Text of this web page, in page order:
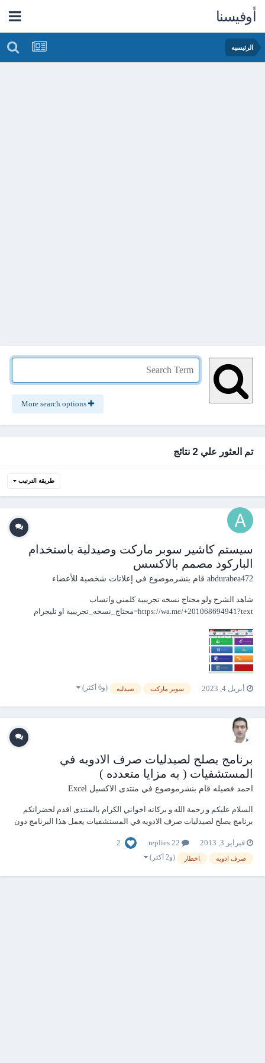
أوفيسنا
الرئيسيه
تم العثور علي 2 نتائج
طريقة الترتيب
سيستم كاشير سوبر ماركت وصيدلية باستخدام
الباركود مصمم بالاكسس
abdurabea472 قام بنشرموضوع في إعلانات شخصية للأعضاء
شاهد الشرح ولو محتاج نسخه تجريبية كلمني واتساب
https://wa.me/+201068694941?text=محتاج_نسخه_تجريبية او تليجرام
أبريل 4, 2023 سوبر ماركت صيدليه (و6 أكثر)
برنامج يصلح لصيدليات صرف الادويه في
المستشفيات ( به مزايا متعدده )
احمد فضيله قام بنشرموضوع في منتدى الاكسيل Excel
السلام عليكم و رحمة الله و بركاته اخواني الكرام بالمنتدى اقدم لحضراتكم
برنامج يصلح لصيدليات صرف الادويه في المستشفيات يعمل هذا البرنامج دون
الصرف يقوم بطباعة اصل لاخطار الصرف و صورتين له و للعلم هذا البرنامج
للطباعه فق...
فبراير 3, 2013 2
صرف ادويه اخطار (و2 أكثر)